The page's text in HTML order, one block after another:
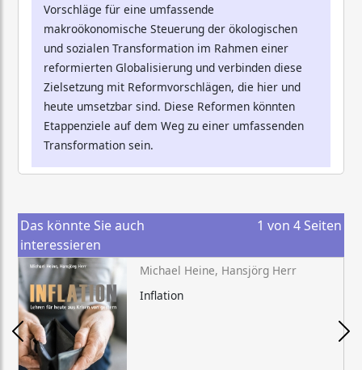
Vorschläge für eine umfassende
makroökonomische Steuerung der ökologischen
und sozialen Transformation im Rahmen einer
reformierten Globalisierung und verbinden diese
Zielsetzung mit Reformvorschlägen, die hier und
heute umsetzbar sind. Diese Reformen könnten
Etappenziele auf dem Weg zu einer umfassenden
Transformation sein.
Das könnte Sie auch
interessieren
1 von 4 Seiten
Michael Heine, Hansjörg Herr
Inflation